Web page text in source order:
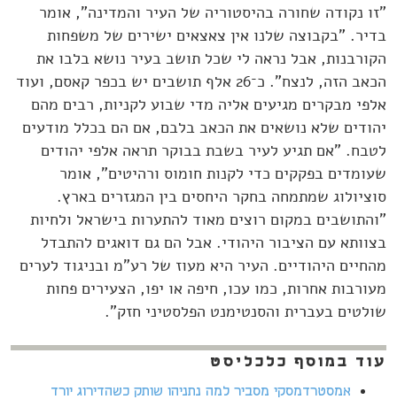
"זו נקודה שחורה בהיסטוריה של העיר והמדינה", אומר
בדיר. "בקבוצה שלנו אין צאצאים ישירים של משפחות
הקורבנות, אבל נראה לי שכל תושב בעיר נושא בלבו את
הכאב הזה, לנצח". כ־26 אלף תושבים יש בכפר קאסם, ועוד
אלפי מבקרים מגיעים אליה מדי שבוע לקניות, רבים מהם
יהודים שלא נושאים את הכאב בלבם, אם הם בכלל מודעים
לטבח. "אם תגיע לעיר בשבת בבוקר תראה אלפי יהודים
שעומדים בפקקים כדי לקנות חומוס ורהיטים", אומר
סוציולוג שמתמחה בחקר היחסים בין המגזרים בארץ.
"והתושבים במקום רוצים מאוד להתערות בישראל ולחיות
בצוותא עם הציבור היהודי. אבל הם גם דואגים להתבדל
מהחיים היהודיים. העיר היא מעוז של רע"מ ובניגוד לערים
מעורבות אחרות, כמו עכו, חיפה או יפו, הצעירים פחות
שולטים בעברית והסנטימנט הפלסטיני חזק".
עוד במוסף כלכליסט
אמסטרדמסקי מסביר למה נתניהו שותק כשהדירוג יורד